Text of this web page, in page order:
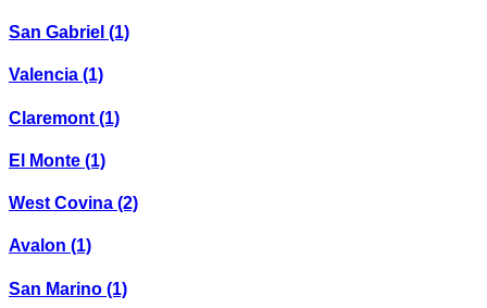
San Gabriel (1)
Valencia (1)
Claremont (1)
El Monte (1)
West Covina (2)
Avalon (1)
San Marino (1)